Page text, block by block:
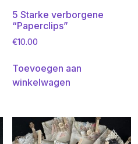
5 Starke verborgene
“Paperclips”
€10.00
Toevoegen aan
winkelwagen